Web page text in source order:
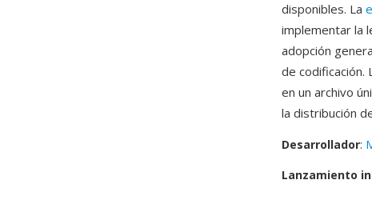
disponibles. La
implementar la
adopción
de codificación.
en un archivo
la distribución
Desarrollador:
Lanzamiento